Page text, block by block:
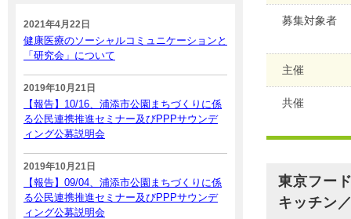
募集対象者
主催
共催
東京フー
キッチン
2021年4月22日
健康医療のソーシャルコミュニケーションと
「研究会」について
2019年10月21日
【報告】10/16、浦添市公園まちづくりに係
る公民連携推進セミナー及びPPPサウンデ
ィング公募説明会
2019年10月21日
【報告】09/04、浦添市公園まちづくりに係
る公民連携推進セミナー及びPPPサウンデ
ィング公募説明会